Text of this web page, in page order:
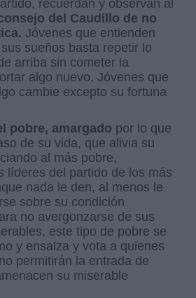
recuerdan y observan al
del Caudillo de no
Jóvenes que entienden
sueños basta repetir lo
arriba sin cometer la
algo nuevo. Jóvenes que
cambie excepto su fortuna
pobre, amargado por lo que
de su vida, que alivia su
al más pobre,
líderes del partido de los más
nada le den, al menos le
sobre su condición
no avergonzarse de sus
este tipo de pobre se
y ensalza y vota a quienes
permitirán la entrada de
su miserable